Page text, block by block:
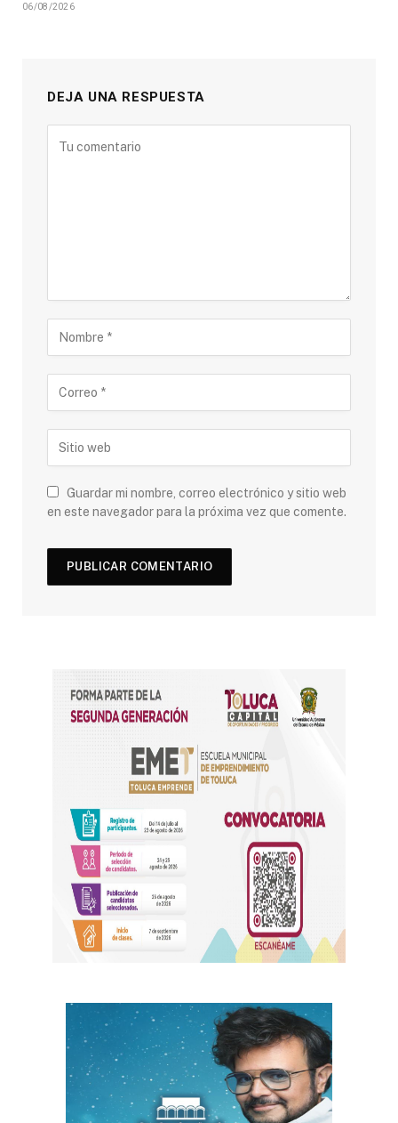
06/08/2026
DEJA UNA RESPUESTA
Guardar mi nombre, correo electrónico y sitio web
en este navegador para la próxima vez que comente.